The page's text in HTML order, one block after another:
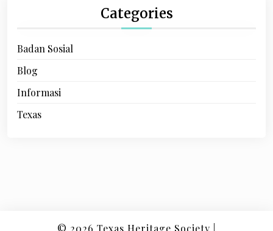
Categories
Badan Sosial
Blog
Informasi
Texas